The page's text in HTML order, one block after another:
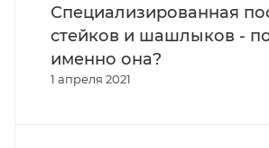
1 апреля 2021
Специализированная
стейков и шашлыков -
именно она?